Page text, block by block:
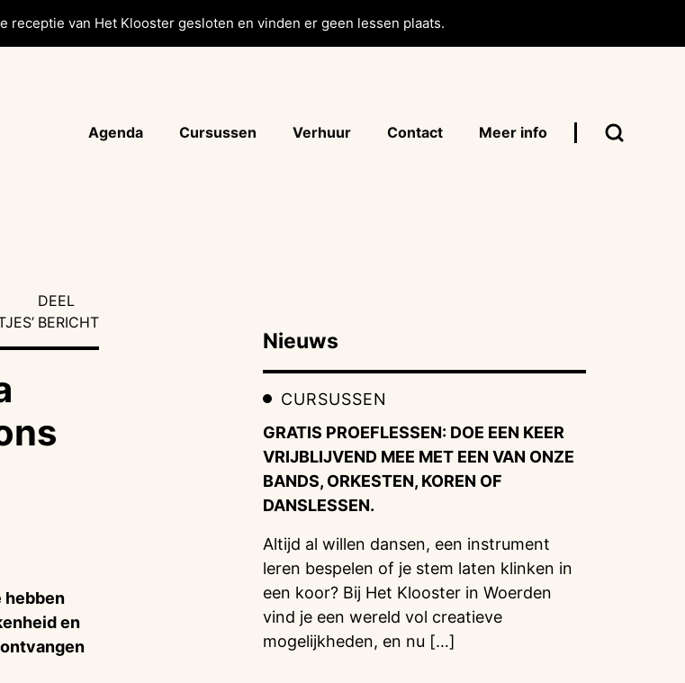
receptie van Het Klooster gesloten en vinden er geen lessen plaats.
Agenda Cursussen Verhuur Contact Meer info
DEEL
BERICHT
hebben
en
Nieuws
CURSUSSEN
GRATIS PROEFLESSEN: DOE EEN KEER
VRIJBLIJVEND MEE MET EEN VAN ONZE
BANDS, ORKESTEN, KOREN OF
DANSLESSEN.
Altijd al willen dansen, een instrument
leren bespelen of je stem laten klinken in
een koor? Bij Het Klooster in Woerden
vind je een wereld vol creatieve
mogelijkheden, en nu […]